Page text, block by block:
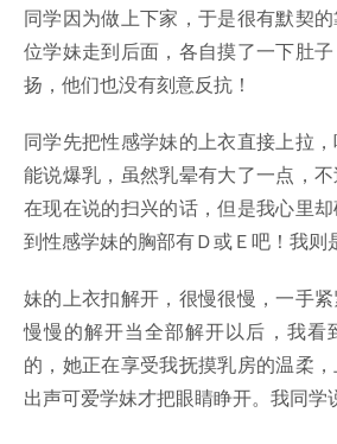
同学因为做上下家，于是很有默契
位学妹走到后面，各自摸了一下肚
扬，他们也没有刻意反抗！
同学先把性感学妹的上衣直接上拉
能说爆乳，虽然乳晕有大了一点，
在现在说的扫兴的话，但是我心里
到性感学妹的胸部有Ｄ或Ｅ吧！我则
妹的上衣扣解开，很慢很慢，一手
慢慢的解开当全部解开以后，我看
的，她正在享受我抚摸乳房的温柔
出声可爱学妹才把眼睛睁开。我同学